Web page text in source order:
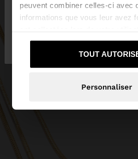
peuvent combiner celles-ci avec
informations que vous leur avez
services.
TOUT
Personnaliser